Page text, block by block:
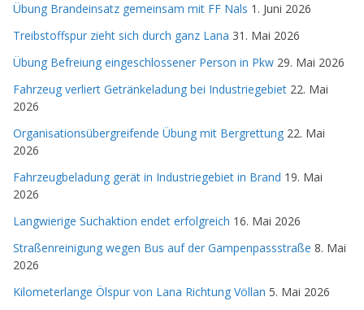
Übung Brandeinsatz gemeinsam mit FF Nals 1. Juni 2026
Treibstoffspur zieht sich durch ganz Lana 31. Mai 2026
Übung Befreiung eingeschlossener Person in Pkw 29. Mai 2026
Fahrzeug verliert Getränkeladung bei Industriegebiet 22. Mai
2026
Organisationsübergreifende Übung mit Bergrettung 22. Mai
2026
Fahrzeugbeladung gerät in Industriegebiet in Brand 19. Mai
2026
Langwierige Suchaktion endet erfolgreich 16. Mai 2026
Straßenreinigung wegen Bus auf der Gampenpassstraße 8. Mai
2026
Kilometerlange Ölspur von Lana Richtung Völlan 5. Mai 2026